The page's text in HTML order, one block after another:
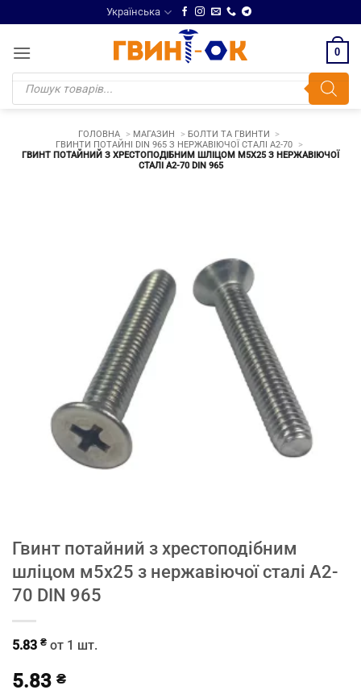
to
content
Українська
0
Products
search
ГОЛОВНА МАГАЗИН
БОЛТИ ТА ГВИНТИ
ГВИНТИ ПОТАЙНІ DIN 965 З НЕРЖАВІЮЧОЇ СТАЛІ A2-70
ГВИНТ ПОТАЙНИЙ З ХРЕСТОПОДІБНИМ ШЛІЦОМ М5Х25 З НЕРЖАВІЮЧОЇ
СТАЛІ A2-70 DIN 965
Гвинт потайний з хрестоподібним
шліцом м5х25 з нержавіючої сталі A2-
70 DIN 965
5.83 ₴ от 1 шт.
5.83 ₴